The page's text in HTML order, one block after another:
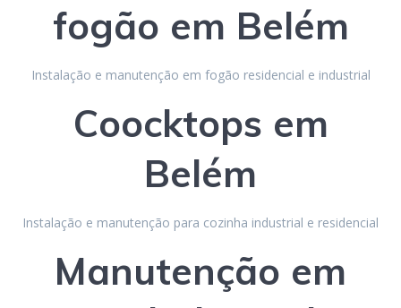
fogão em Belém
Instalação e manutenção em fogão residencial e industrial
Coocktops em
Belém
Instalação e manutenção para cozinha industrial e residencial
Manutenção em